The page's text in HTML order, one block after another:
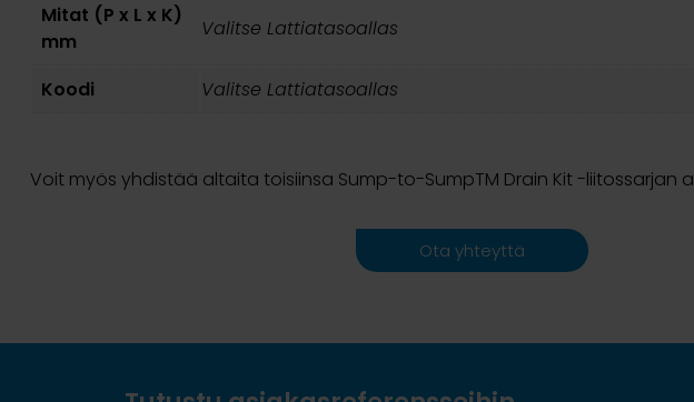
Mitat (P x L x K)
mm
Valitse Lattiatasoallas
Koodi Valitse Lattiatasoallas
Voit myös yhdistää altaita toisiinsa Sump-to-SumpTM Drain Kit -liitossarjan
Ota yhteyttä